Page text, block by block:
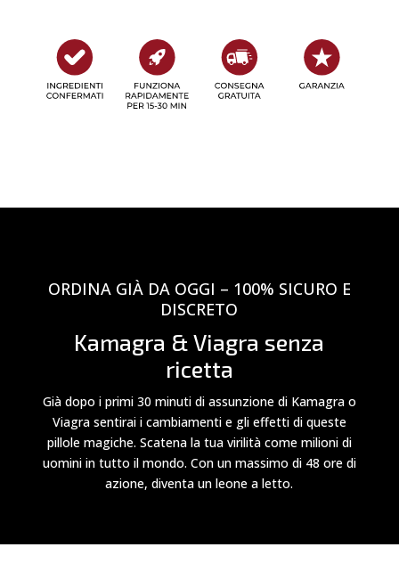
ORDINA GIÀ DA OGGI – 100% SICURO E
DISCRETO
Kamagra & Viagra senza
ricetta
Già dopo i primi 30 minuti di assunzione di Kamagra o
Viagra sentirai i cambiamenti e gli effetti di queste
pillole magiche. Scatena la tua virilità come milioni di
uomini in tutto il mondo. Con un massimo di 48 ore di
azione, diventa un leone a letto.